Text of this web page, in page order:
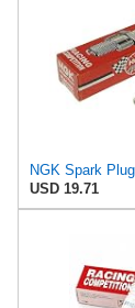
USD 19.71